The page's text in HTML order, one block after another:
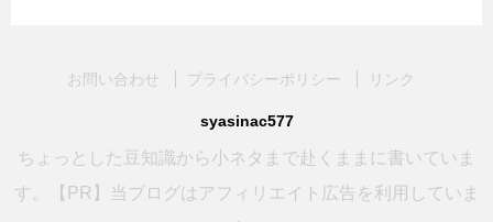
お問い合わせ プライバシーポリシー リンク
syasinac577
ちょっとした豆知識から小ネタまで赴くままに書いていま
す。【PR】当ブログはアフィリエイト広告を利用していま